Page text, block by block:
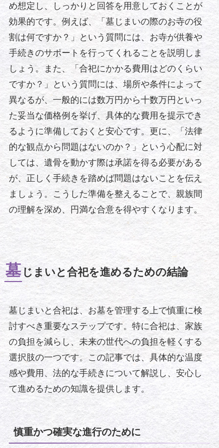
め想定し、しっかりと回答を用意しておくことが
効果的です。例えば、「墓じまいの際のお寺の役
割は何ですか？」という質問には、お寺が供養や
手続きのサポートを行ってくれることを説明しま
しょう。また、「合祀にかかる費用はどのくらい
ですか？」という質問には、場所や条件によって
異なるが、一般的には数万円から十数万円といっ
た妥当な価格例を挙げ、具体的な費用を提示でき
るように準備しておくと安心です。更に、「法律
的な観点から問題はないのか？」という心配に対
しては、遺骨を動かす際は承諾を得る必要がある
が、正しく手続きを踏めば問題はないことを伝え
ましょう。こうした準備を整えることで、親族間
の理解を深め、円満な合意を得やすくなります。
墓 じまいと合祀を進めるための結論
墓じまいと合祀は、お墓を管理する上で慎重に検
討すべき重要なステップです。特に合祀は、家族
の負担を減らし、未来の世代への負担を軽くする
選択肢の一つです。この記事では、具体的な温度
感や費用、法的な手続きについて解説し、安心し
て進めるための知識を提供します。
慎重かつ確実な進行のために